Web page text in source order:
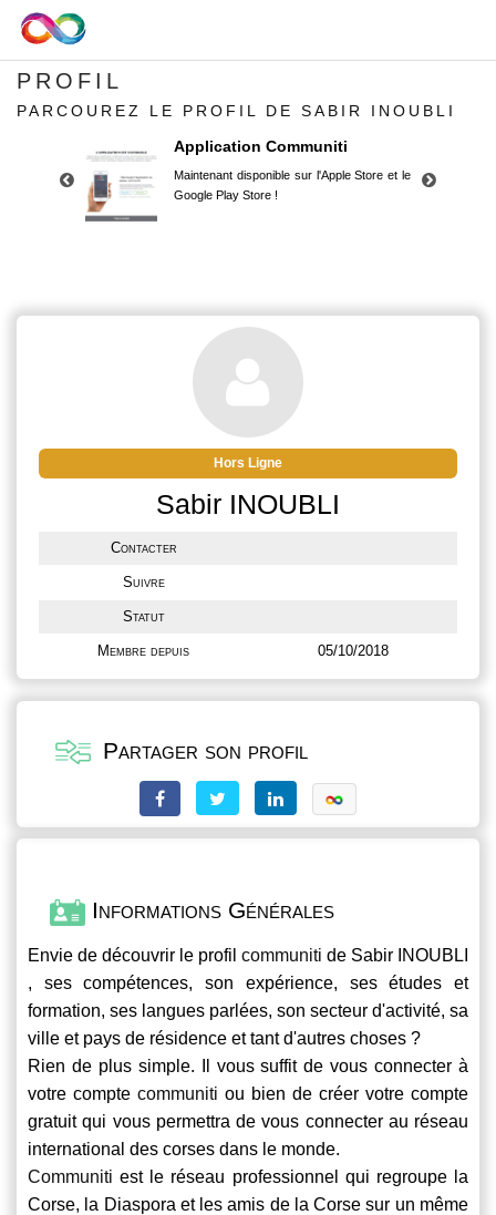
PROFIL
PARCOUREZ LE PROFIL DE SABIR INOUBLI
Application Communiti
Maintenant disponible sur l'Apple Store et le
Google Play Store !
Google Play Store !
Hors Ligne
Sabir INOUBLI
Contacter
Suivre
Statut
Membre depuis 05/10/2018
Partager son profil
Informations Générales
Envie de découvrir le profil communiti de Sabir INOUBLI
, ses compétences, son expérience, ses études et
formation, ses langues parlées, son secteur d'activité, sa
ville et pays de résidence et tant d'autres choses ?
Rien de plus simple. Il vous suffit de vous connecter à
votre compte communiti ou bien de créer votre compte
gratuit qui vous permettra de vous connecter au réseau
international des corses dans le monde.
Communiti est le réseau professionnel qui regroupe la
Corse, la Diaspora et les amis de la Corse sur un même